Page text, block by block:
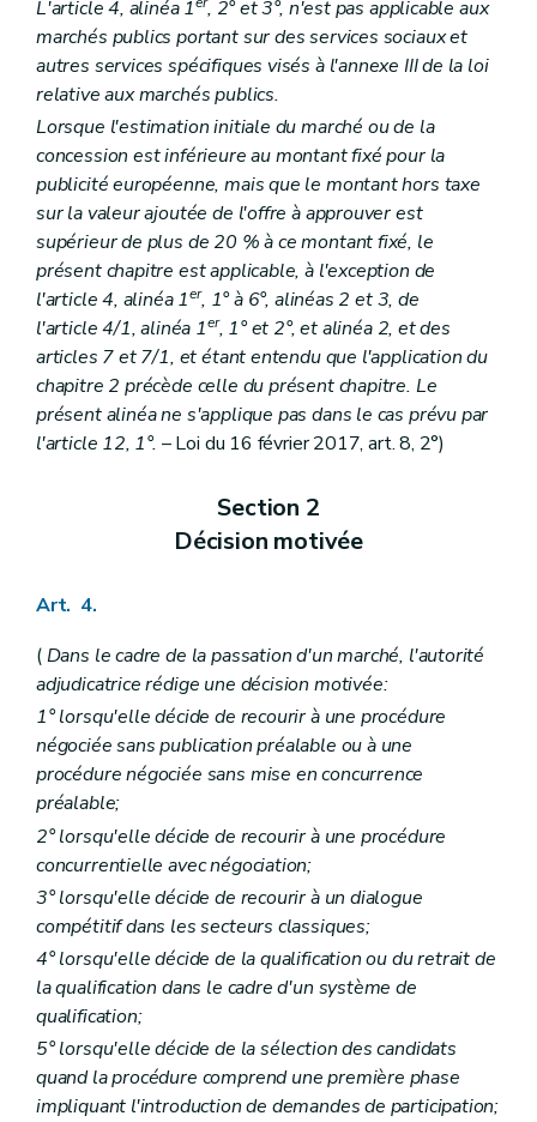
L'article 4, alinéa 1 , 2° et 3°, n'est pas applicable aux
marchés publics portant sur des services sociaux et
autres services spécifiques visés à l'annexe III de la loi
relative aux marchés publics.
Lorsque l'estimation initiale du marché ou de la
concession est inférieure au montant fixé pour la
publicité européenne, mais que le montant hors taxe
sur la valeur ajoutée de l'offre à approuver est
supérieur de plus de 20 % à ce montant fixé, le
présent chapitre est applicable, à l'exception de
l'article 4, alinéa 1er, 1° à 6°, alinéas 2 et 3, de
l'article 4/1, alinéa 1er, 1° et 2°, et alinéa 2, et des
articles 7 et 7/1, et étant entendu que l'application du
chapitre 2 précède celle du présent chapitre. Le
présent alinéa ne s'applique pas dans le cas prévu par
l'article 12, 1°. – Loi du 16 février 2017, art. 8, 2°)
Section 2
Décision motivée
Art. 4.
(Dans le cadre de la passation d'un marché, l'autorité
adjudicatrice rédige une décision motivée:
1° lorsqu'elle décide de recourir à une procédure
négociée sans publication préalable ou à une
procédure négociée sans mise en concurrence
préalable;
2° lorsqu'elle décide de recourir à une procédure
concurrentielle avec négociation;
3° lorsqu'elle décide de recourir à un dialogue
compétitif dans les secteurs classiques;
4° lorsqu'elle décide de la qualification ou du retrait de
la qualification dans le cadre d'un système de
qualification;
5° lorsqu'elle décide de la sélection des candidats
quand la procédure comprend une première phase
impliquant l'introduction de demandes de participation;